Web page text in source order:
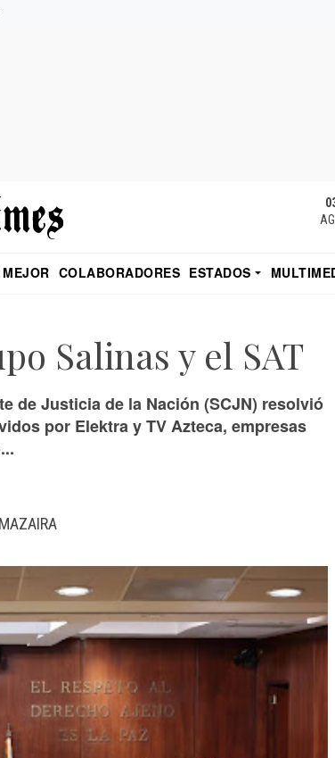
COLABORADORES ESTADOS
Salinas y el SAT
de Justicia de la Nación (SCJN) resolvió
por Elektra y TV Azteca, empresas